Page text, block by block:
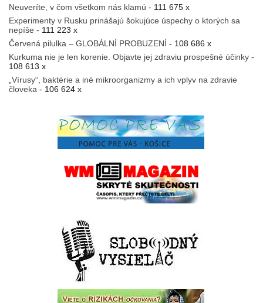
Neuveríte, v čom všetkom nás klamú - 111 675 x
Experimenty v Rusku prinášajú šokujúce úspechy o ktorých sa
nepíše - 111 223 x
Červená pilulka – GLOBÁLNÍ PROBUZENÍ - 108 686 x
Kurkuma nie je len korenie. Objavte jej zdraviu prospešné účinky -
108 613 x
„Vírusy“, baktérie a iné mikroorganizmy a ich vplyv na zdravie
človeka - 106 624 x